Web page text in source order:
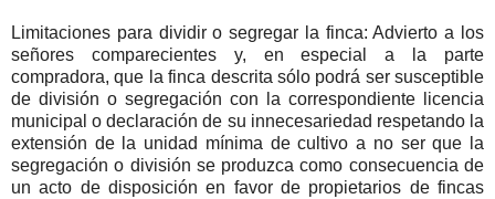
Limitaciones para dividir o segregar la finca: Advierto a los
señores comparecientes y, en especial a la parte
compradora, que la finca descrita sólo podrá ser susceptible
de división o segregación con la correspondiente licencia
municipal o declaración de su innecesariedad respetando la
extensión de la unidad mínima de cultivo a no ser que la
segregación o división se produzca como consecuencia de
un acto de disposición en favor de propietarios de fincas